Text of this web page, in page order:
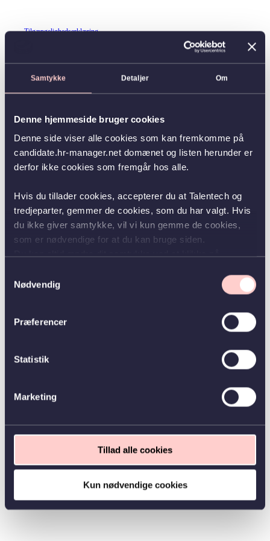
Samtykke Detaljer Om
Denne hjemmeside bruger cookies
Denne side viser alle cookies som kan fremkomme på
candidate.hr-manager.net domænet og listen herunder er
derfor ikke cookies som fremgår hos alle.
Hvis du tillader cookies, accepterer du at Talentech og
tredjeparter, gemmer de cookies, som du har valgt. Hvis
du ikke giver samtykke, vil vi kun gemme de cookies,
som er nødvendige for at du kan bruge siden.
Nødvendig
Præferencer
Statistik
Marketing
Tillad alle cookies
Kun nødvendige cookies
Tilgængelighedserklæring